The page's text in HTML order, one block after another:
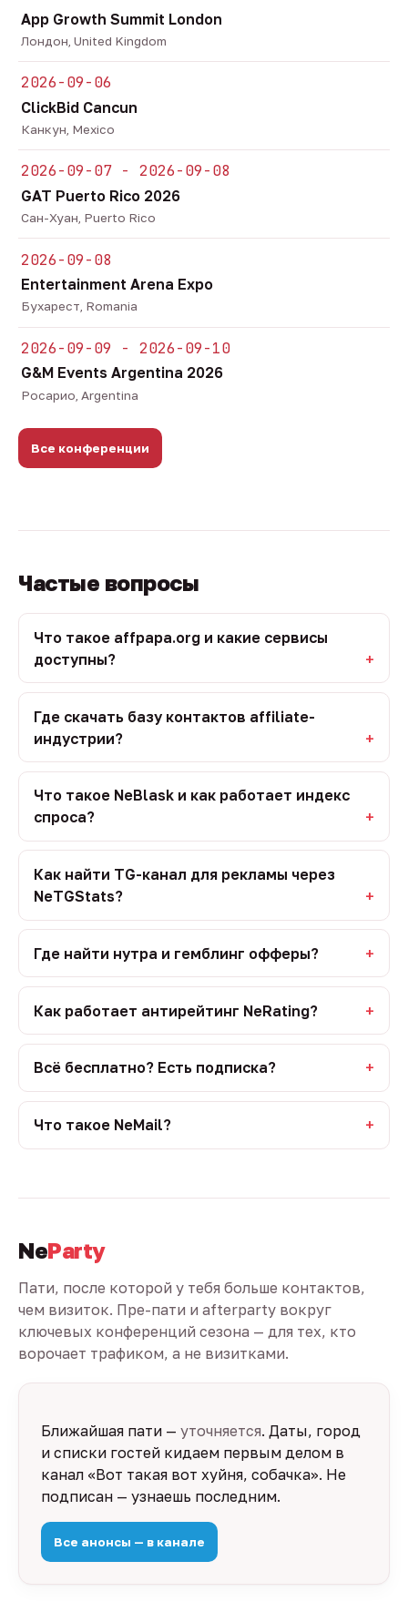
App Growth Summit London
Лондон, United Kingdom
2026-09-06
ClickBid Cancun
Канкун, Mexico
2026-09-07 - 2026-09-08
GAT Puerto Rico 2026
Сан-Хуан, Puerto Rico
2026-09-08
Entertainment Arena Expo
Бухарест, Romania
2026-09-09 - 2026-09-10
G&M Events Argentina 2026
Росарио, Argentina
Все конференции
Частые вопросы
Что такое affpapa.org и какие сервисы
доступны?
Где скачать базу контактов affiliate-
индустрии?
Что такое NeBlask и как работает индекс
спроса?
Как найти TG-канал для рекламы через
NeTGStats?
Где найти нутра и гемблинг офферы?
Как работает антирейтинг NeRating?
Всё бесплатно? Есть подписка?
Что такое NeMail?
NeParty
Пати, после которой у тебя больше контактов,
чем визиток. Пре-пати и afterparty вокруг
ключевых конференций сезона — для тех, кто
ворочает трафиком, а не визитками.
Ближайшая пати — уточняется. Даты, город
и списки гостей кидаем первым делом в
канал «Вот такая вот хуйня, собачка». Не
подписан — узнаешь последним.
Все анонсы — в канале